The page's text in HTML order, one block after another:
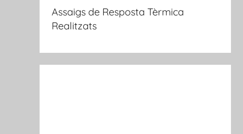
Assaigs de Resposta Tèrmica
Realitzats